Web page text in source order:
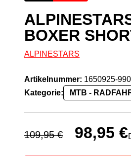
BOXER
ALPINESTARS
Artikelnummer: 1650925-990
Kategorie:
MTB -
109,95€
Ursprünglicher
98,95 €